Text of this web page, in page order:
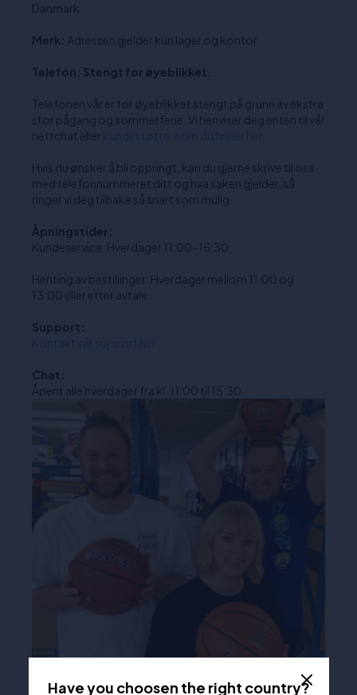
Danmark
Merk: Adressen gjelder kun lager og kontor.
Telefon: Stengt for øyeblikket.
Telefonen vår er for øyeblikket stengt på grunn av ekstra
stor pågang og sommerferie. Vi henviser deg enten til vår
nettchat eller
Hvis du ønsker å bli oppringt, kan du gjerne skrive til oss
med telefonnummeret ditt og hva saken gjelder, så
ringer vi deg tilbake så snart som mulig.
Åpningstider:
Kundeservice: Hverdager 11:00–15:30.
Henting av bestillinger: Hverdager mellom 11:00 og
13:00 eller etter avtale.
Support:
Chat:
Åpent alle hverdager fra kl. 11:00 til 15:30.
Have you choosen the right country?